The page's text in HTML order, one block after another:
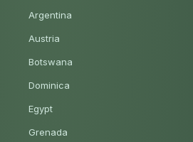
Argentina
Austria
Botswana
Dominica
Egypt
Grenada